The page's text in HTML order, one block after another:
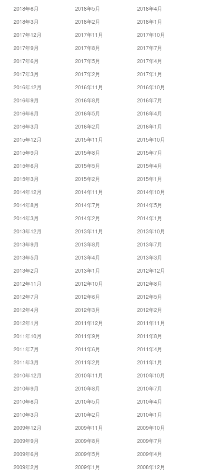
2018年6月
2018年5月
2018年4月
2018年3月
2018年2月
2018年1月
2017年12月
2017年11月
2017年10月
2017年9月
2017年8月
2017年7月
2017年6月
2017年5月
2017年4月
2017年3月
2017年2月
2017年1月
2016年12月
2016年11月
2016年10月
2016年9月
2016年8月
2016年7月
2016年6月
2016年5月
2016年4月
2016年3月
2016年2月
2016年1月
2015年12月
2015年11月
2015年10月
2015年9月
2015年8月
2015年7月
2015年6月
2015年5月
2015年4月
2015年3月
2015年2月
2015年1月
2014年12月
2014年11月
2014年10月
2014年8月
2014年7月
2014年5月
2014年3月
2014年2月
2014年1月
2013年12月
2013年11月
2013年10月
2013年9月
2013年8月
2013年7月
2013年5月
2013年4月
2013年3月
2013年2月
2013年1月
2012年12月
2012年11月
2012年10月
2012年8月
2012年7月
2012年6月
2012年5月
2012年4月
2012年3月
2012年2月
2012年1月
2011年12月
2011年11月
2011年10月
2011年9月
2011年8月
2011年7月
2011年6月
2011年4月
2011年3月
2011年2月
2011年1月
2010年12月
2010年11月
2010年10月
2010年9月
2010年8月
2010年7月
2010年6月
2010年5月
2010年4月
2010年3月
2010年2月
2010年1月
2009年12月
2009年11月
2009年10月
2009年9月
2009年8月
2009年7月
2009年6月
2009年5月
2009年4月
2009年2月
2009年1月 2008年12月